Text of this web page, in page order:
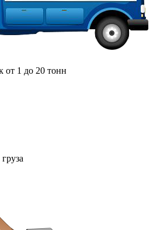
от 1 до 20 тонн